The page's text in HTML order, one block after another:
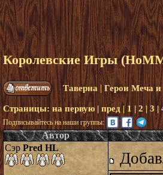
Королевские Игры
Таверна |Герои Меча
Страницы: на первую | пред|1 | 2| 3 |
Подписывайтесь на наши группы:
Автор
Сэр Pred HL